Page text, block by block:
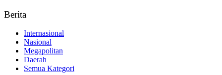
Berita
Internasional
Nasional
Megapolitan
Daerah
Semua Kategori